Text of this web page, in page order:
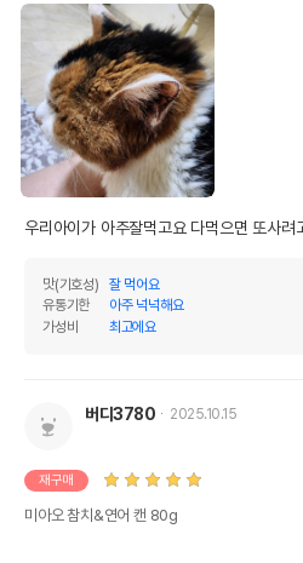
또는 소비자상담 관련
전화번호
유통기한
우리아이가 아주잘먹고요 다먹으면 또사려
맛(기호성)
잘 먹어요
유통기한
아주 넉넉해요
가성비
최고에요
버디3780 2025.10.15
재구매
미아오 참치&연어 캔 80g